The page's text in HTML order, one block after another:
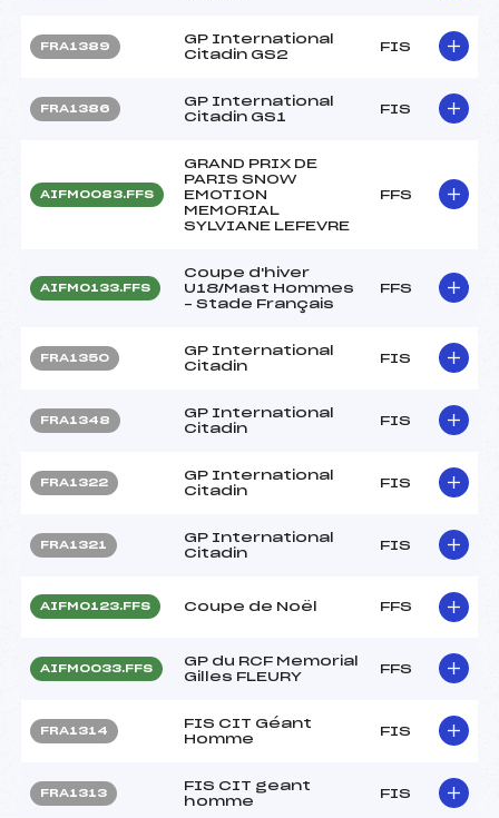
FRA1389
GP International
Citadin GS2
FIS
FRA1386
GP International
Citadin GS1
FIS
AIFM0083.FFS
GRAND PRIX DE
PARIS SNOW
EMOTION
MEMORIAL
SYLVIANE LEFEVRE
FFS
AIFM0133.FFS
Coupe d'hiver
U18/Mast Hommes
– Stade Français
FFS
FRA1350
GP International
Citadin
FIS
FRA1348
GP International
Citadin
FIS
FRA1322
GP International
Citadin
FIS
FRA1321
GP International
Citadin
FIS
AIFM0123.FFS Coupe de Noël FFS
AIFM0033.FFS
GP du RCF Memorial
Gilles FLEURY
FFS
FRA1314
FIS CIT Géant
Homme
FIS
FRA1313
FIS CIT geant
homme
FIS